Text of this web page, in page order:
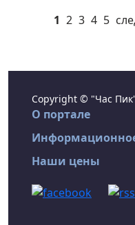
1 2 3 4 5
Copyright © "Час
О портале
Наши цены